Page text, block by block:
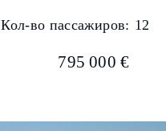
Кол-во пассажиров: 12
795 000 €